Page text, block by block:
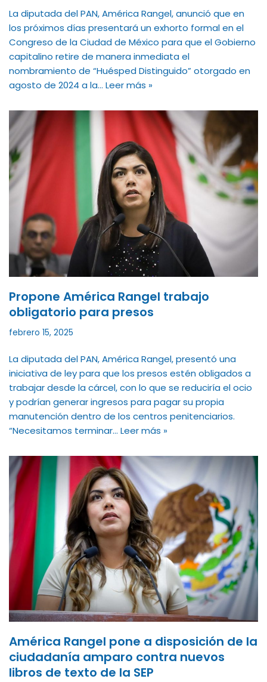
La diputada del PAN, América Rangel, anunció que en
los próximos días presentará un exhorto formal en el
Congreso de la Ciudad de México para que el Gobierno
capitalino retire de manera inmediata el
nombramiento de “Huésped Distinguido” otorgado en
agosto de 2024 a la… Leer más »
Propone América Rangel trabajo
obligatorio para presos
febrero 15, 2025
La diputada del PAN, América Rangel, presentó una
iniciativa de ley para que los presos estén obligados a
trabajar desde la cárcel, con lo que se reduciría el ocio
y podrían generar ingresos para pagar su propia
manutención dentro de los centros penitenciarios.
“Necesitamos terminar… Leer más »
América Rangel pone a disposición de la
ciudadanía amparo contra nuevos
libros de texto de la SEP